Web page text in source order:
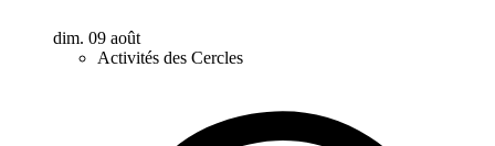
dim. 09 août
Activités des Cercles